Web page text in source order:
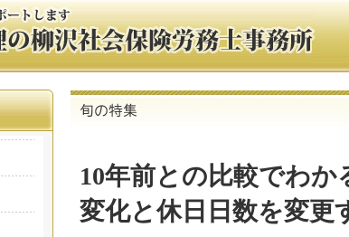
10年前との比較でわか
変化と休日日数を変更